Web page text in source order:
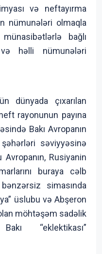
və neftayırma
nümunələri olmaqla
bağlı
həlli nümunələri
dünyada çıxarılan
rayonunun payına
Bakı Avropanın
səviyyəsinə
Avropanın, Rusiyanin
buraya cəlb
simasında
üslubu və Abşeron
möhtəşəm sadəlik
“eklektikası”